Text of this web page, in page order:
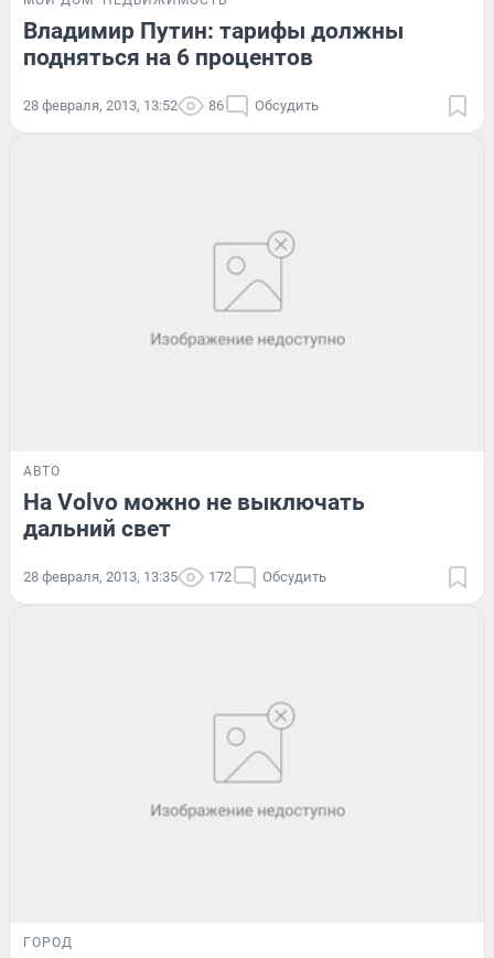
Владимир Путин: тарифы должны
подняться на 6 процентов
28 февраля, 2013, 13:52 86 Обсудить
АВТО
На Volvo можно не выключать
дальний свет
28 февраля, 2013, 13:35 172 Обсудить
ГОРОД